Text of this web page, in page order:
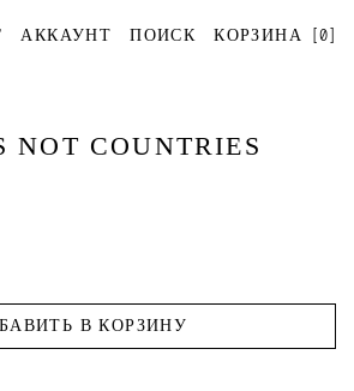
АККАУНТ ПОИСК КОРЗИНА [0]
NOT COUNTRIES
В КОРЗИНУ